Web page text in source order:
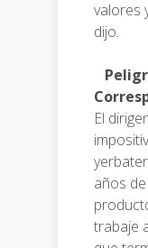
valores
dijo.
El
años
trabaje